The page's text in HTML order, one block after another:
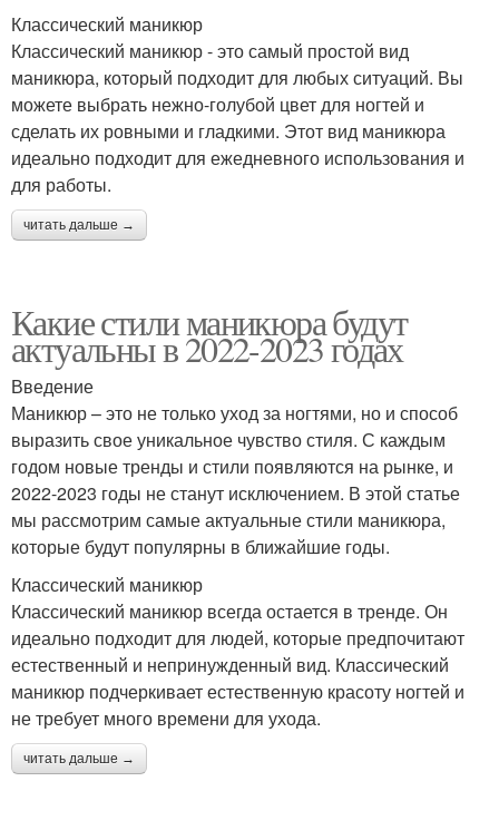
Классический маникюр
Классический маникюр - это самый простой вид
маникюра, который подходит для любых ситуаций. Вы
можете выбрать нежно-голубой цвет для ногтей и
сделать их ровными и гладкими. Этот вид маникюра
идеально подходит для ежедневного использования и
для работы.
читать дальше →
Какие стили маникюра будут
актуальны в 2022-2023 годах
Введение
Маникюр – это не только уход за ногтями, но и способ
выразить свое уникальное чувство стиля. С каждым
годом новые тренды и стили появляются на рынке, и
2022-2023 годы не станут исключением. В этой статье
мы рассмотрим самые актуальные стили маникюра,
которые будут популярны в ближайшие годы.
Классический маникюр
Классический маникюр всегда остается в тренде. Он
идеально подходит для людей, которые предпочитают
естественный и непринужденный вид. Классический
маникюр подчеркивает естественную красоту ногтей и
не требует много времени для ухода.
читать дальше →